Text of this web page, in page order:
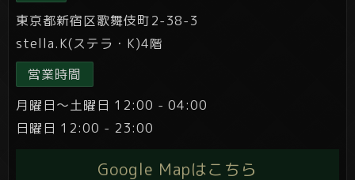
東京都新宿区歌舞伎町2-38-3
stella.K(ステラ・K)4階
営業時間
月曜日～土曜日 12:00 - 04:00
日曜日 12:00 - 23:00
Google Mapはこちら